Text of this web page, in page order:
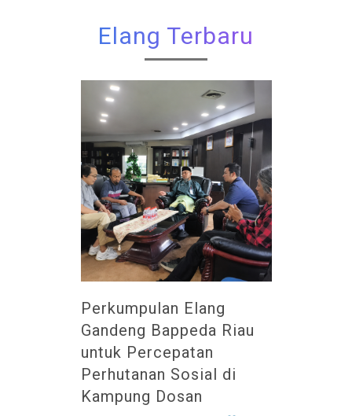
Elang Terbaru
Perkumpulan Elang
Gandeng Bappeda Riau
untuk Percepatan
Perhutanan Sosial di
Kampung Dosan